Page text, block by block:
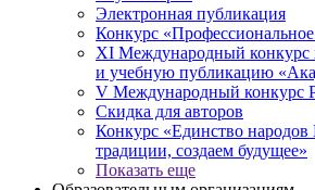
Электронная публикация
Конкурс «Профессиональное
XI Международный
и учебную публикацию
V Международный
Скидка для авторов
Конкурс «Единство народов
традиции, создаем будущее»
Показать еще